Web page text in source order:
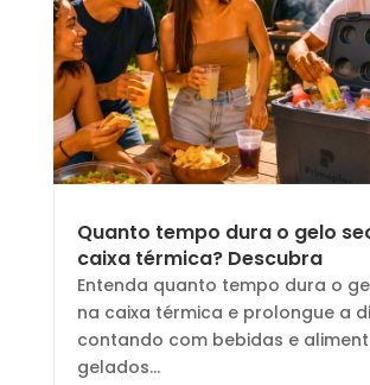
Quanto tempo dura o gelo
caixa térmica? Descubra
Entenda quanto tempo dura o
na caixa térmica e prolongue a
contando com bebidas e
gelados...